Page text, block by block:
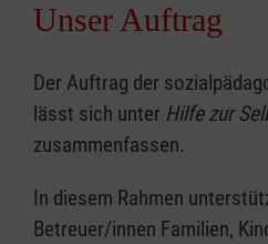
Unser Auftrag
Der Auftrag der
lässt sich unter Hilfe zur
zusammenfassen.
In diesem Rahmen
Betreuer/innen Familien,